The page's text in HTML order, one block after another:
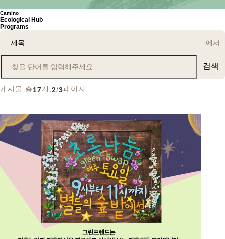
Camino
Ecological Hub
Programs
게시물 총17개, 2/3페이지
제목 에서
검색